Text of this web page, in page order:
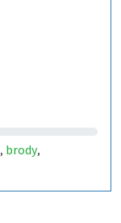
, brody,